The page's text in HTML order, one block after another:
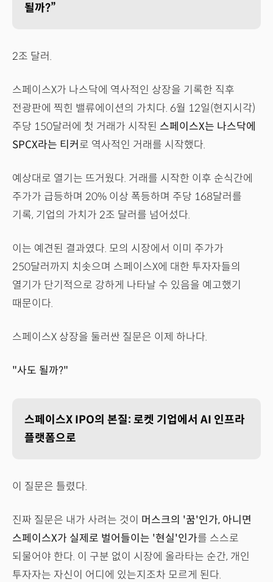
될까?”
2조 달러.
스페이스X가 나스닥에 역사적인 상장을 기록한 직후
전광판에 찍힌 밸류에이션의 가치다. 6월 12일(현지시각)
주당 150달러에 첫 거래가 시작된 스페이스X는 나스닥에
SPCX라는 티커 로 역사적인 거래를 시작했다.
예상대로 열기는 뜨거웠다. 거래를 시작한 이후 순식간에
주가가 급등하며 20% 이상 폭등하며 주당 168달러를
기록, 기업의 가치가 2조 달러를 넘어섰다.
이는 예견된 결과였다. 모의 시장에서 이미 주가가
250달러까지 치솟으며 스페이스X에 대한 투자자들의
열기가 단기적으로 강하게 나타날 수 있음을 예고했기
때문이다.
스페이스X 상장을 둘러싼 질문은 이제 하나다.
"사도 될까?"
스페이스X IPO의 본질: 로켓 기업에서 AI 인프라
플랫폼으로
이 질문은 틀렸다.
진짜 질문은 내가 사려는 것이 머스크의 '꿈'인가, 아니면
스페이스X가 실제로 벌어들이는 '현실'인가를 스스로
되물어야 한다. 이 구분 없이 시장에 올라타는 순간, 개인
투자자는 자신이 어디에 있는지조차 모르게 된다.